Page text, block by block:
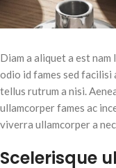
Diam a aliquet a est nam
odio id fames sed
tellus rutrum a nisi.
ullamcorper fames ac
viverra ullamcorper a
Scelerisque